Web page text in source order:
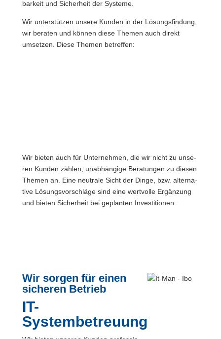
bar­keit und Sicher­heit der Sys­te­me.
Wir unter­stüt­zen unse­re Kun­den in der Lösungs­fin­dung,
wir bera­ten und kön­nen die­se The­men auch direkt
umset­zen. Die­se The­men betref­fen:
Wir bie­ten auch für Unter­neh­men, die wir nicht zu unse­
ren Kun­den zäh­len, unab­hän­gi­ge Bera­tun­gen zu die­sen
The­men an. Eine neu­tra­le Sicht der Din­ge, bzw. alter­na­
ti­ve Lösungs­vor­schlä­ge sind eine wert­vol­le Ergän­zung
und bie­ten Sicher­heit bei geplan­ten Inves­ti­tio­nen.
Wir sorgen für einen
sicheren Betrieb
IT-
Systembetreuung